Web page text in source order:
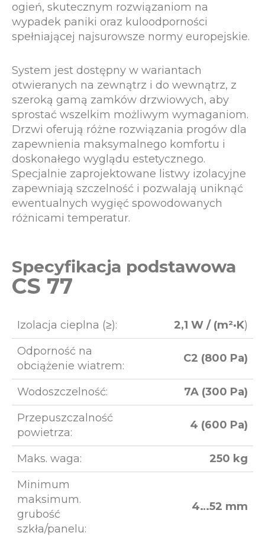
ogień, skutecznym rozwiązaniom na
wypadek paniki oraz kuloodporności
spełniającej najsurowsze normy europejskie.
System jest dostępny w wariantach
otwieranych na zewnątrz i do wewnątrz, z
szeroką gamą zamków drzwiowych, aby
sprostać wszelkim możliwym wymaganiom.
Drzwi oferują różne rozwiązania progów dla
zapewnienia maksymalnego komfortu i
doskonałego wyglądu estetycznego.
Specjalnie zaprojektowane listwy izolacyjne
zapewniają szczelność i pozwalają uniknąć
ewentualnych wygięć spowodowanych
różnicami temperatur.
Specyfikacja podstawowa
CS 77
Izolacja cieplna (≥): 2,1 W / (m²·K)
Odporność na
obciążenie wiatrem:
C2 (800 Pa)
Wodoszczelność:
7A (300 Pa)
Przepuszczalność
powietrza:
4 (600 Pa)
Maks. waga:
250 kg
Minimum
maksimum.
grubość
szkła/panelu:
4…52 mm